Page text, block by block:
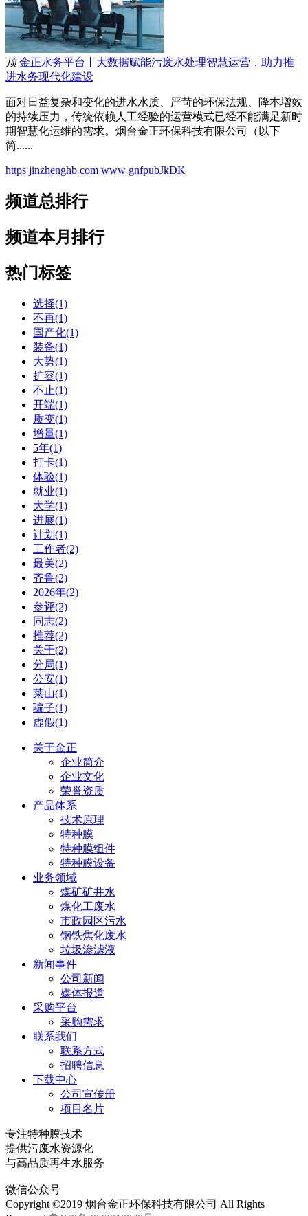
顶 金正水务平台丨大数据赋能污废水处理智慧运营，助力推
进水务现代化建设
面对日益复杂和变化的进水水质、严苛的环保法规、降本增效
的持续压力，传统依赖人工经验的运营模式已经不能满足新时
期智慧化运维的需求。烟台金正环保科技有限公司（以下
简......
https jinzhenghb com www gnfpubJkDK
频道总排行
频道本月排行
热门标签
选择(1)
不再(1)
国产化(1)
装备(1)
大势(1)
扩容(1)
不止(1)
开端(1)
质变(1)
增量(1)
5年(1)
打卡(1)
体验(1)
就业(1)
大学(1)
进展(1)
计划(1)
工作者(2)
最美(2)
齐鲁(2)
2026年(2)
参评(2)
同志(2)
推荐(2)
关于(2)
分局(1)
公安(1)
莱山(1)
骗子(1)
虚假(1)
关于金正
企业简介
企业文化
荣誉资质
产品体系
技术原理
特种膜
特种膜组件
特种膜设备
业务领域
煤矿矿井水
煤化工废水
市政园区污水
钢铁焦化废水
垃圾渗滤液
新闻事件
公司新闻
媒体报道
采购平台
采购需求
联系我们
联系方式
招聘信息
下载中心
公司宣传册
项目名片
专注特种膜技术
提供污废水资源化
与高品质再生水服务
微信公众号
Copyright ©2019 烟台金正环保科技有限公司 All Rights